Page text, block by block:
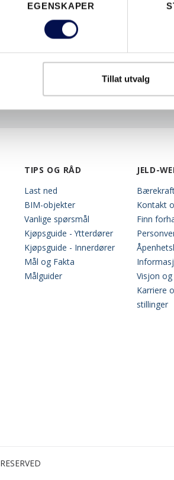
EGENSKAPER
Tillat utvalg
TIPS OG RÅD
Last ned
BIM-objekter
Vanlige spørsmål
Kjøpsguide - Ytterdører
Kjøpsguide - Innerdører
Mål og Fakta
Målguider
JELD-
Kontakt
Finn
Visjon
Karriere
stillinger